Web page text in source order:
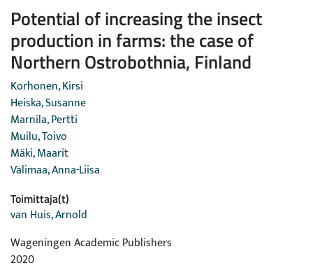
Potential of increasing the insect
production in farms: the case of
Northern Ostrobothnia, Finland
Korhonen, Kirsi
Heiska, Susanne
Marnila, Pertti
Muilu, Toivo
Mäki, Maarit
Välimaa, Anna-Liisa
Toimittaja(t)
van Huis, Arnold
Wageningen Academic Publishers
2020